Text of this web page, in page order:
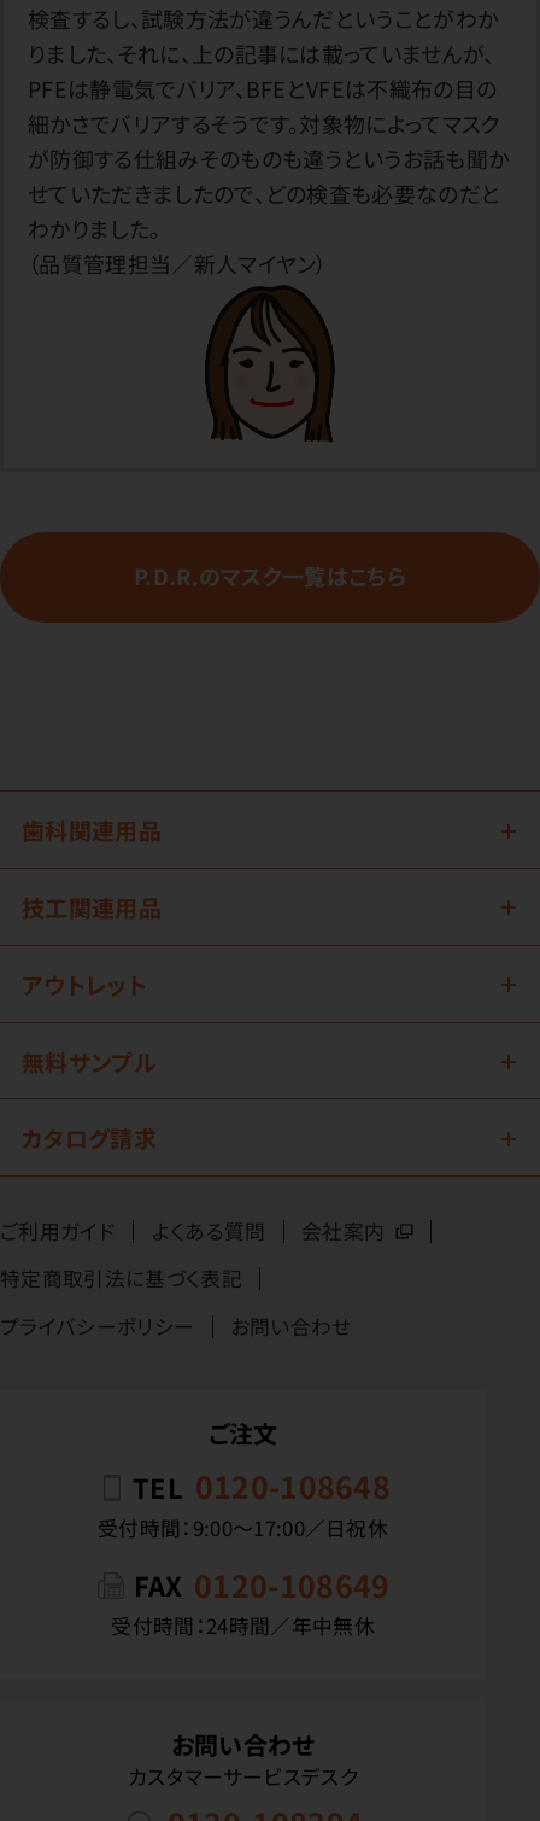
検査するし、試験方法が違うんだということがわか
りました、それに、上の記事には載っていませんが、
PFEは静電気でバリア、BFEとVFEは不織布の目の
細かさでバリアするそうです。対象物によってマスク
が防御する仕組みそのものも違うというお話も聞か
せていただきましたので、どの検査も必要なのだと
わかりました。
（品質管理担当／新人マイヤン）
P.D.R.のマスク一覧はこちら
歯科関連用品
技工関連用品
アウトレット
無料サンプル
カタログ請求
ご利用ガイド よくある質問
会社案内
特定商取引法に基づく表記
プライバシーポリシー
お問い合わせ
ご注文
TEL 0120-108648
受付時間：9:00〜17:00／日祝休
FAX 0120-108649
受付時間：24時間／年中無休
お問い合わせ
カスタマーサービスデスク